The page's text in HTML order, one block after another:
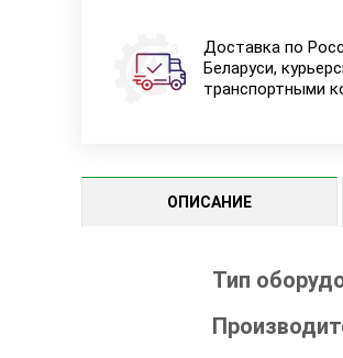
Доставка по
Беларуси,
транспортными
ОПИСАНИЕ
Тип